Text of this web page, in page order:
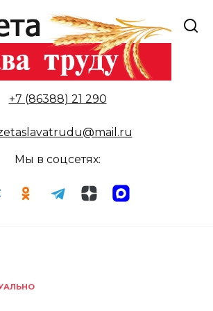
+7 (86388) 21 290
Мы в соцсетях: